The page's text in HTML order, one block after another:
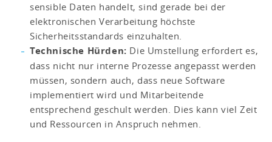
sensible Daten handelt, sind gerade bei der
elektronischen Verarbeitung höchste
Sicherheitsstandards einzuhalten.
Technische Hürden: Die Umstellung erfordert es,
dass nicht nur interne Prozesse angepasst werden
müssen, sondern auch, dass neue Software
implementiert wird und Mitarbeitende
entsprechend geschult werden. Dies kann viel Zeit
und Ressourcen in Anspruch nehmen.